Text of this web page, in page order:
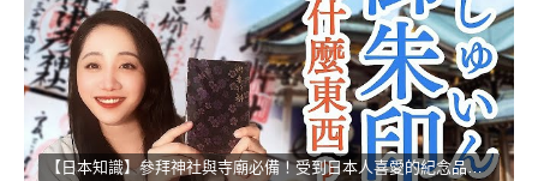
【日本知識】參拜神社與寺廟必備！受到日本人喜愛的紀念品！！